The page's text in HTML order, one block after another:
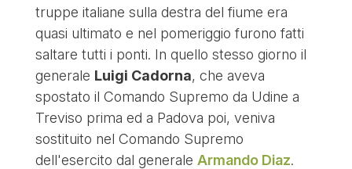
truppe italiane sulla destra del fiume era
quasi ultimato e nel pomeriggio furono fatti
saltare tutti i ponti. In quello stesso giorno il
generale Luigi Cadorna, che aveva
spostato il Comando Supremo da Udine a
Treviso prima ed a Padova poi, veniva
sostituito nel Comando Supremo
dell'esercito dal generale Armando Diaz.